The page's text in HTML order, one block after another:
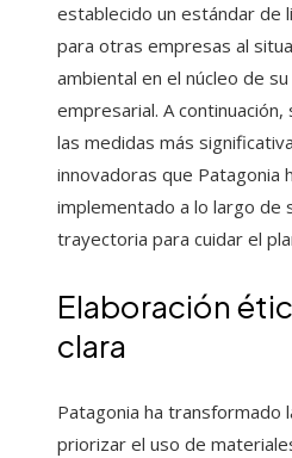
establecido un estándar de
para otras empresas al
ambiental en el núcleo de
empresarial. A continuación,
las medidas más
innovadoras que Patagonia
implementado a lo largo de
trayectoria para cuidar el
Elaboración
clara
Patagonia ha transformado
priorizar el uso de